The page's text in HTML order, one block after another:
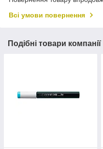
Всі умови повернення
Подібні товари компанії